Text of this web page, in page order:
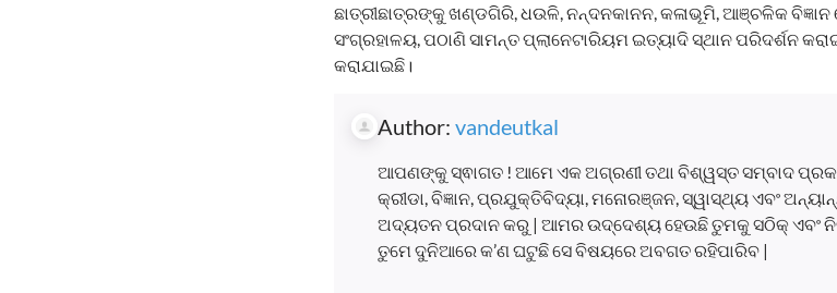
ଛାତ୍ରୀଛାତ୍ରଙ୍କୁ ଖଣ୍ଡଗିରି, ଧଉଳି, ନନ୍ଦନକାନନ, କଳାଭୂମି, ଆଞ୍ଚଳିକ
ସଂଗ୍ରହାଳୟ, ପଠାଣି ସାମନ୍ତ ପ୍ଲାନେଟାରିୟମ ଇତ୍ୟାଦି ସ୍ଥାନ ପରିଦର୍ଶନ
କରାଯାଇଛି।
Author: vandeutkal
ଆପଣଙ୍କୁ ସ୍ଵାଗତ ! ଆମେ ଏକ ଅଗ୍ରଣୀ ତଥା ବିଶ୍ୱସ୍ତ ସମ୍ବାଦ
କ୍ରୀଡା, ବିଜ୍ଞାନ, ପ୍ରଯୁକ୍ତିବିଦ୍ୟା, ମନୋରଞ୍ଜନ, ସ୍ୱାସ୍ଥ୍ୟ ଏବଂ
ଅଦ୍ୟତନ ପ୍ରଦାନ କରୁ | ଆମର ଉଦ୍ଦେଶ୍ୟ ହେଉଛି ତୁମକୁ ସଠିକ୍ ଏବଂ
ତୁମେ ଦୁନିଆରେ କ’ଣ ଘଟୁଛି ସେ ବିଷୟରେ ଅବଗତ ରହିପାରିବ |